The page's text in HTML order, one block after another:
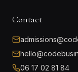
Contact
06 17 02 81 84